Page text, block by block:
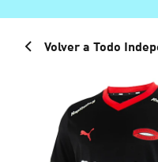
Volver a Todo